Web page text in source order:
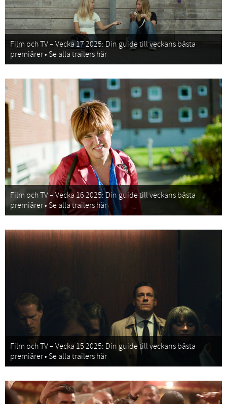
Film och TV – Vecka 17 2025: Din guide till veckans bästa
premiärer • Se alla trailers här
Film och TV – Vecka 16 2025: Din guide till veckans bästa
premiärer • Se alla trailers här
Film och TV – Vecka 15 2025: Din guide till veckans bästa
premiärer • Se alla trailers här